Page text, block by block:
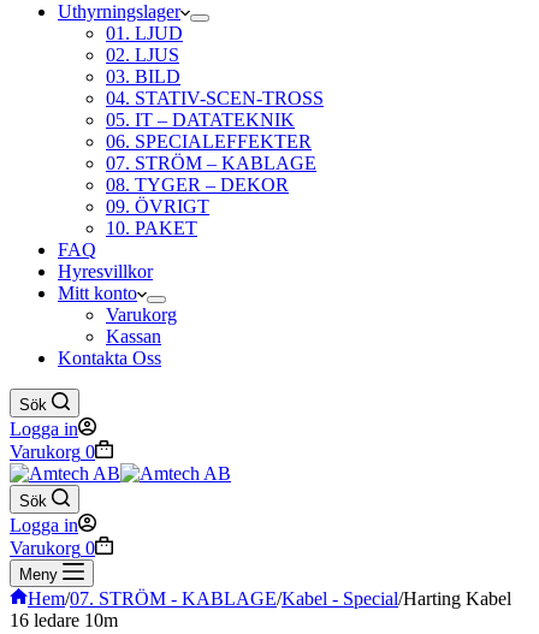
Uthyrningslager
01. LJUD
02. LJUS
03. BILD
04. STATIV-SCEN-TROSS
05. IT – DATATEKNIK
06. SPECIALEFFEKTER
07. STRÖM – KABLAGE
08. TYGER – DEKOR
09. ÖVRIGT
10. PAKET
FAQ
Hyresvillkor
Mitt konto
Varukorg
Kassan
Kontakta Oss
Sök
Logga in
Varukorg 0
Sök
Logga in
Varukorg 0
Meny
Hem/07. STRÖM - KABLAGE/Kabel - Special/Harting Kabel
16 ledare 10m